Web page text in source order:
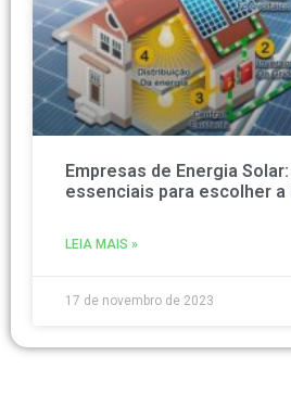
Empresas de Energia
essenciais para escolher a
LEIA MAIS »
17 de novembro de 2023